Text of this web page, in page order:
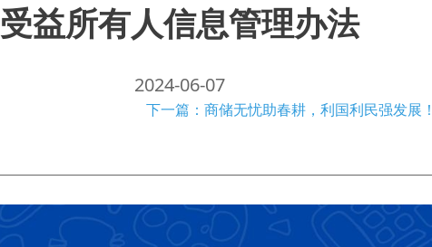
受益所有人信息管理办法
2024-06-07
下一篇：商储无忧助春耕，利国利民强发展